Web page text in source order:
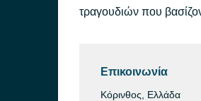
τραγουδιών που
Επικοινωνία
Κόρινθος, Ελλάδα